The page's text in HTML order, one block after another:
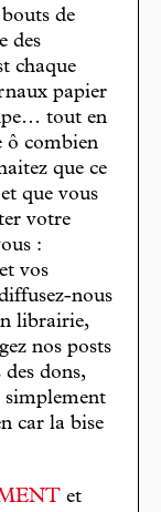
de
des
chaque
papier
tout en
ô combien
que ce
que vous
votre
:
vos
nous
librairie,
nos posts
dons,
simplement
car la bise
et